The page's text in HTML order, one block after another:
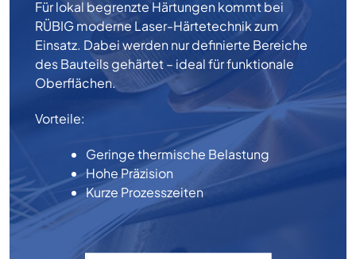
Für lokal begrenzte Härtungen kommt bei
RÜBIG moderne Laser-Härtetechnik zum
Einsatz. Dabei werden nur definierte Bereiche
des Bauteils gehärtet – ideal für funktionale
Oberflächen.
Vorteile:
Geringe thermische Belastung
Hohe Präzision
Kurze Prozesszeiten